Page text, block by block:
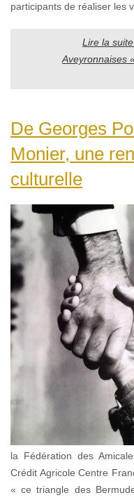
participants de réaliser les
Lire la
Aveyronnaises
De Georges
Monier, une
culturelle
la Fédération des
Crédit Agricole Centre
« ce triangle des